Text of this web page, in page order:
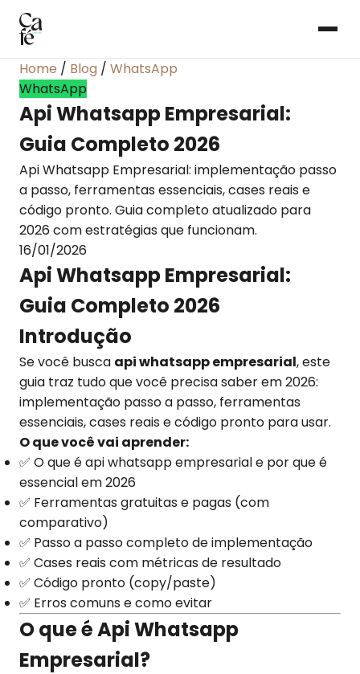
Home / Blog / WhatsApp
WhatsApp
Api Whatsapp Empresarial:
Guia Completo 2026
Api Whatsapp Empresarial: implementação passo
a passo, ferramentas essenciais, cases reais e
código pronto. Guia completo atualizado para
2026 com estratégias que funcionam.
16/01/2026
Api Whatsapp Empresarial:
Guia Completo 2026
Introdução
Se você busca api whatsapp empresarial, este
guia traz tudo que você precisa saber em 2026:
implementação passo a passo, ferramentas
essenciais, cases reais e código pronto para usar.
O que você vai aprender:
✅ O que é api whatsapp empresarial e por que é
essencial em 2026
✅ Ferramentas gratuitas e pagas (com
comparativo)
✅ Passo a passo completo de implementação
✅ Cases reais com métricas de resultado
✅ Código pronto (copy/paste)
✅ Erros comuns e como evitar
O que é Api Whatsapp
Empresarial?